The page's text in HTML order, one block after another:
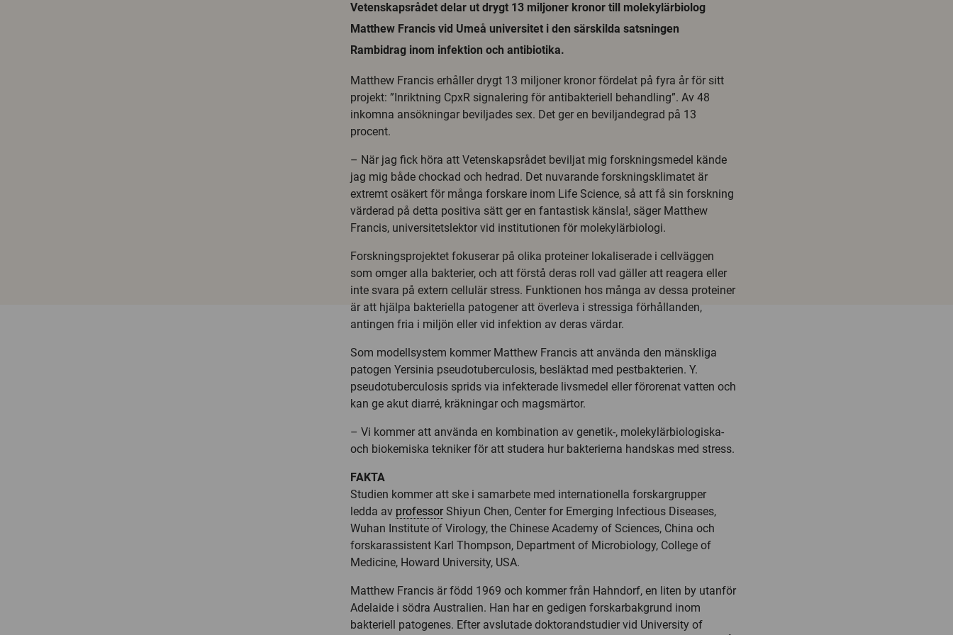
Vetenskapsrådet delar ut drygt 13 miljoner kronor till molekylärbiolog
Matthew Francis vid Umeå universitet i den särskilda satsningen
Rambidrag inom infektion och antibiotika.
Matthew Francis erhåller drygt 13 miljoner kronor fördelat på fyra år för sitt
projekt: ”Inriktning CpxR signalering för antibakteriell behandling”. Av 48
inkomna ansökningar beviljades sex. Det ger en beviljandegrad på 13
procent.
– När jag fick höra att Vetenskapsrådet beviljat mig forskningsmedel kände
jag mig både chockad och hedrad. Det nuvarande forskningsklimatet är
extremt osäkert för många forskare inom Life Science, så att få sin forskning
värderad på detta positiva sätt ger en fantastisk känsla!, säger Matthew
Francis, universitetslektor vid institutionen för molekylärbiologi.
Forskningsprojektet fokuserar på olika proteiner lokaliserade i cellväggen
som omger alla bakterier, och att förstå deras roll vad gäller att reagera eller
inte svara på extern cellulär stress. Funktionen hos många av dessa proteiner
är att hjälpa bakteriella patogener att överleva i stressiga förhållanden,
antingen fria i miljön eller vid infektion av deras värdar.
Som modellsystem kommer Matthew Francis att använda den mänskliga
patogen Yersinia pseudotuberculosis, besläktad med pestbakterien. Y.
pseudotuberculosis sprids via infekterade livsmedel eller förorenat vatten och
kan ge akut diarré, kräkningar och magsmärtor.
– Vi kommer att använda en kombination av genetik-, molekylärbiologiska-
och biokemiska tekniker för att studera hur bakterierna handskas med stress.
FAKTA
Studien kommer att ske i samarbete med internationella forskargrupper
ledda av professorShiyun Chen, Center for Emerging Infectious Diseases,
Wuhan Institute of Virology, the Chinese Academy of Sciences, China och
forskarassistent Karl Thompson, Department of Microbiology, College of
Medicine, Howard University, USA.
Matthew Francis är född 1969 och kommer från Hahndorf, en liten by utanför
Adelaide i södra Australien. Han har en gedigen forskarbakgrund inom
bakteriell patogenes. Efter avslutade doktorandstudier vid University of